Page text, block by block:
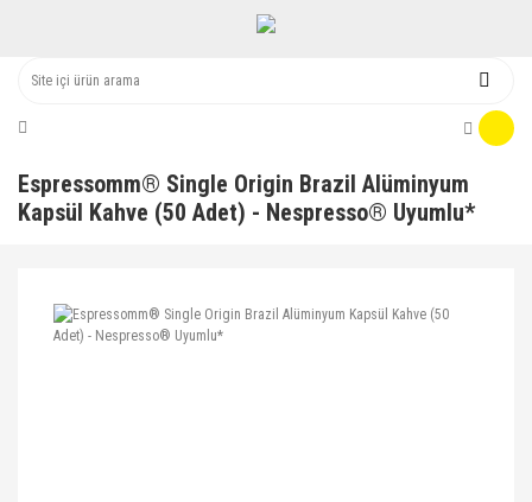
Espressomm® Single Origin Brazil Alüminyum
Kapsül Kahve (50 Adet) - Nespresso® Uyumlu*